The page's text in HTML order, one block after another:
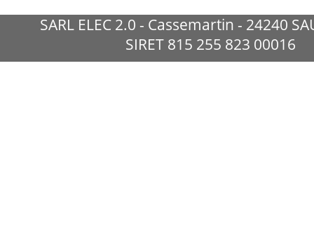
SARL ELEC 2.0 - Cassemartin - 24240
SIRET 815 255 823 00016